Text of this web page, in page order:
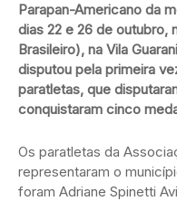
Parapan-Americano da
dias 22 e 26 de outubro,
Brasileiro), na Vila
disputou pela primeira
paratletas, que
conquistaram cinco
Os paratletas da
representaram o
foram Adriane Spinetti